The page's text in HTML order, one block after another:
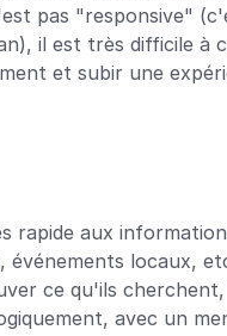
pas "responsive"
il est très difficile à
et subir une
rapide aux
locaux,
ce qu'ils cherchent,
avec un